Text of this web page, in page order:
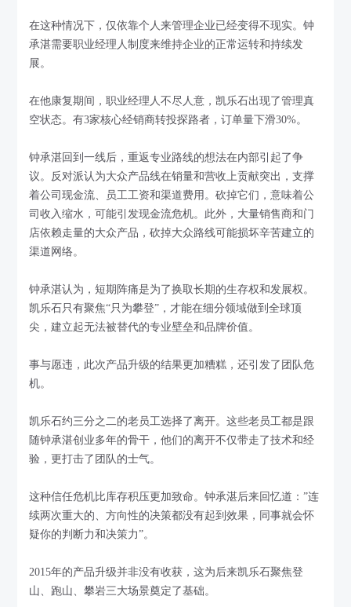
在这种情况下，仅依靠个人来管理企业已经变得不现实。钟
承湛需要职业经理人制度来维持企业的正常运转和持续发
展。
在他康复期间，职业经理人不尽人意，凯乐石出现了管理真
空状态。有3家核心经销商转投探路者，订单量下滑30%。
钟承湛回到一线后，重返专业路线的想法在内部引起了争
议。反对派认为大众产品线在销量和营收上贡献突出，支撑
着公司现金流、员工工资和渠道费用。砍掉它们，意味着公
司收入缩水，可能引发现金流危机。此外，大量销售商和门
店依赖走量的大众产品，砍掉大众路线可能损坏辛苦建立的
渠道网络。
钟承湛认为，短期阵痛是为了换取长期的生存权和发展权。
凯乐石只有聚焦“只为攀登”，才能在细分领域做到全球顶
尖，建立起无法被替代的专业壁垒和品牌价值。
事与愿违，此次产品升级的结果更加糟糕，还引发了团队危
机。
凯乐石约三分之二的老员工选择了离开。这些老员工都是跟
随钟承湛创业多年的骨干，他们的离开不仅带走了技术和经
验，更打击了团队的士气。
这种信任危机比库存积压更加致命。钟承湛后来回忆道：”连
续两次重大的、方向性的决策都没有起到效果，同事就会怀
疑你的判断力和决策力”。
2015年的产品升级并非没有收获，这为后来凯乐石聚焦登
山、跑山、攀岩三大场景奠定了基础。